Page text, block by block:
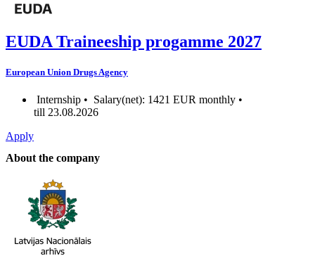
EUDA Traineeship progamme 2027
European Union Drugs Agency
Internship • Salary(net): 1421 EUR monthly •
till 23.08.2026
Apply
About the company